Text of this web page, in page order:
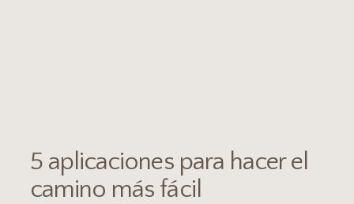
5 aplicaciones para hacer el
camino más fácil